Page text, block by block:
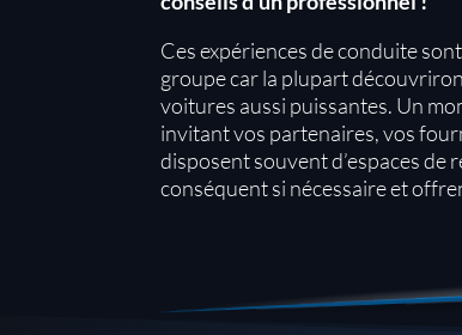
Ces expériences de conduite
groupe car la plupart
voitures aussi puissantes. Un
invitant vos partenaires, vos
disposent souvent d’espaces
conséquent si nécessaire et